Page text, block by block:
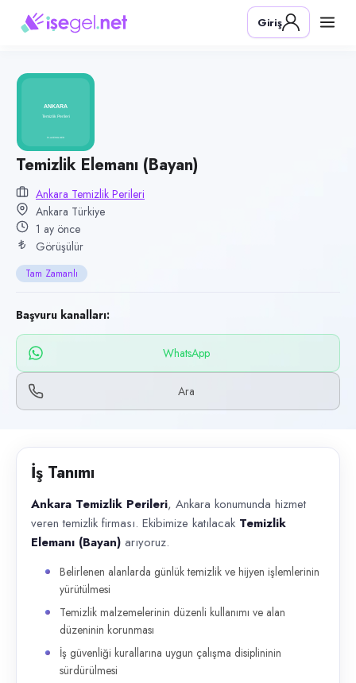
Pozisyon
Temizlik Elemanı (Bayan)
Ankara Temizlik Perileri
Kategori
Temizlik & Hizmet
Konum
Ankara
Çalışma şekli
Tam Zamanlı · Ofis
Yayın tarihi
25 Haziran 2026
Son geçerlilik
23 Eylül 2026
Başvuru kanalları
WhatsApp, Telefon
Ankara Temizlik Perileri , Ankara konumunda hizmet veren temizlik
Giriş
Temizlik Elemanı (Bayan)
Ankara Temizlik Perileri
Ankara Türkiye
1 ay önce
Görüşülür
Tam Zamanlı
Başvuru kanalları:
WhatsApp
Ara
İş Tanımı
Ankara Temizlik Perileri, Ankara konumunda hizmet
veren temizlik firması. Ekibimize katılacak Temizlik
Elemanı (Bayan) arıyoruz.
Belirlenen alanlarda günlük temizlik ve hijyen işlemlerinin
yürütülmesi
Temizlik malzemelerinin düzenli kullanımı ve alan
düzeninin korunması
İş güvenliği kurallarına uygun çalışma disiplininin
sürdürülmesi